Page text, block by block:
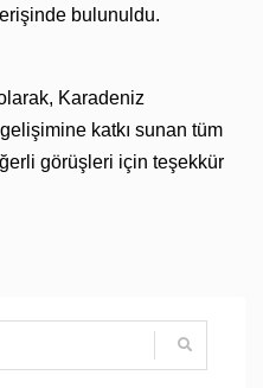
bulunuldu.
Karadeniz
katkı sunan tüm
görüşleri için teşekkür